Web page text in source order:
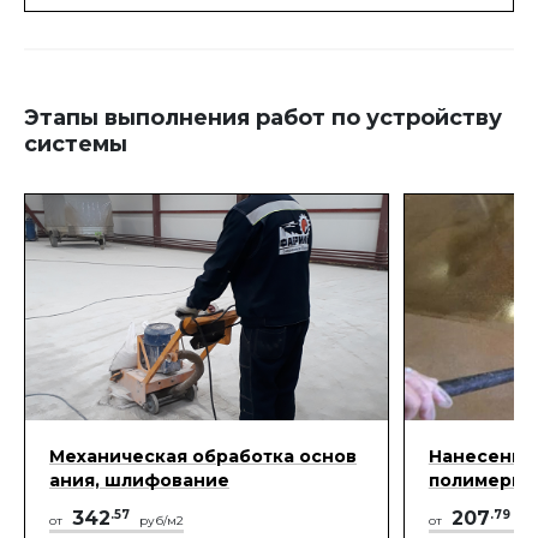
Этапы выполнения работ по устройству
системы
Механическая обработка основ
ания, шлифование
от 342.57 руб/м2
Нанесение
от 207.79